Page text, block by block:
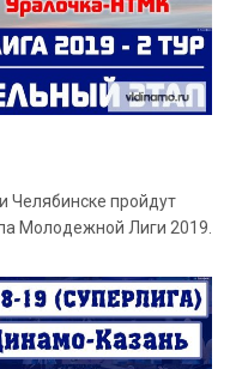
Челябинске пройдут
Молодежной Лиги 2019.